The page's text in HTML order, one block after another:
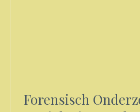
Forensisch